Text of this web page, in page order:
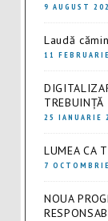
9 AUGUST
Laudă
11
TREBUINȚĂ
25 IANUARIE
LUMEA CA
7
NOUA